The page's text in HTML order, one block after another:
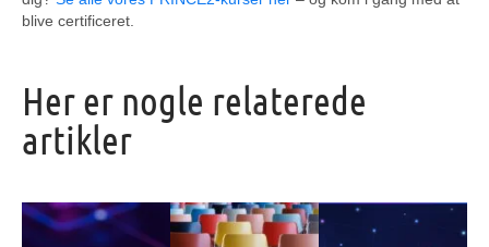
blive certificeret.
Her er nogle relaterede
artikler